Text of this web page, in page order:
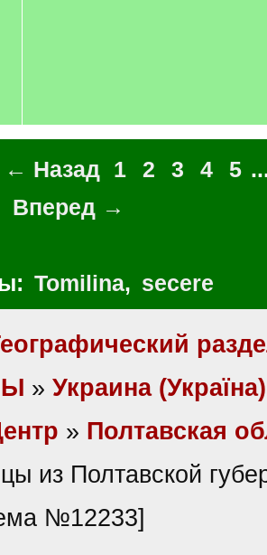
← Назад 1 2 3 4 5
Вперед →
Tomilina, secere
» Украина (Україна)
» Полтавская
из Полтавской
№12233]